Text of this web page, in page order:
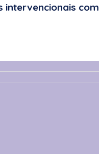
intervencionais com